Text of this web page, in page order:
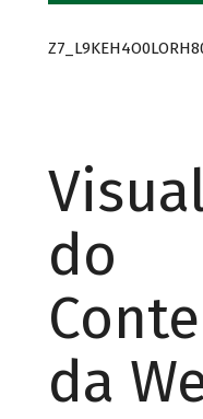
do
da